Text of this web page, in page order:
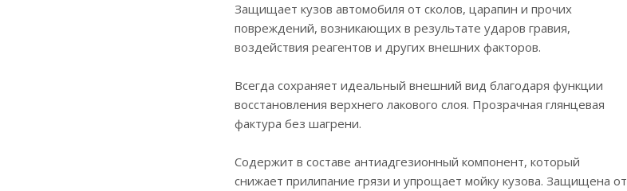
Защищает кузов автомобиля от сколов, царапин и прочих
повреждений, возникающих в результате ударов гравия,
воздействия реагентов и других внешних факторов.
Всегда сохраняет идеальный внешний вид благодаря функции
восстановления верхнего лакового слоя. Прозрачная глянцевая
фактура без шагрени.
Содержит в составе антиадгезионный компонент, который
снижает прилипание грязи и упрощает мойку кузова. Защищена от